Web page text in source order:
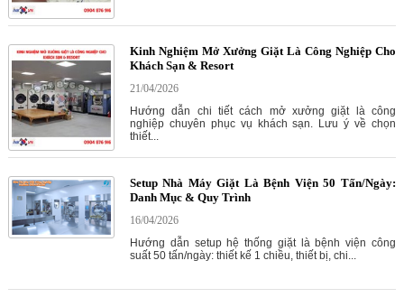
Kinh Nghiệm Mở Xưởng Giặt Là Công Nghiệp Cho
Khách Sạn & Resort
21/04/2026
Hướng dẫn chi tiết cách mở xưởng giặt là công
nghiệp chuyên phục vụ khách sạn. Lưu ý về chọn
thiết...
Setup Nhà Máy Giặt Là Bệnh Viện 50 Tấn/Ngày:
Danh Mục & Quy Trình
16/04/2026
Hướng dẫn setup hệ thống giặt là bệnh viện công
suất 50 tấn/ngày: thiết kế 1 chiều, thiết bị, chi...